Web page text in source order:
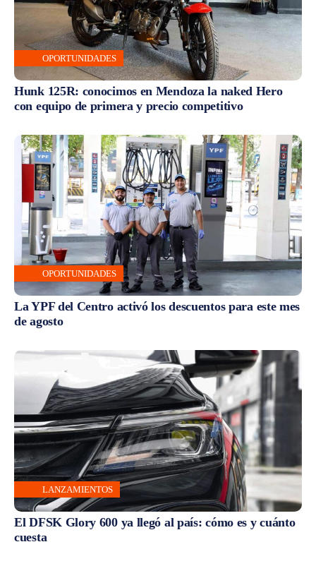
OPORTUNIDADES
Hunk 125R: conocimos en Mendoza la naked Hero
con equipo de primera y precio competitivo
OPORTUNIDADES
La YPF del Centro activó los descuentos para este mes
de agosto
LANZAMIENTOS
El DFSK Glory 600 ya llegó al país: cómo es y cuánto
cuesta